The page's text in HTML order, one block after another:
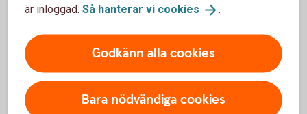
är inloggad. Så hanterar vi cookies .
Godkänn alla cookies
Bara nödvändiga cookies